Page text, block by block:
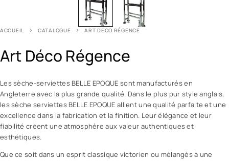
ACCUEIL CATALOGUE ART DÉCO RÉGENCE
Art Déco Régence
Les sèche-serviettes BELLE EPOQUE sont manufacturés en
Angleterre avec la plus grande qualité. Dans le plus pur style anglais,
les sèche serviettes BELLE EPOQUE allient une qualité parfaite et une
excellence dans la fabrication et la finition. Leur élégance et leur
fiabilité créent une atmosphère aux valeur authentiques et
esthétiques.
Que ce soit dans un esprit classique victorien ou mélangés à une